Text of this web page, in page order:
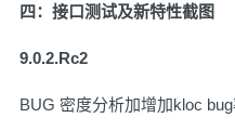
四：接口测试及新特性截图
9.0.2.Rc2
BUG 密度分析加增加kloc